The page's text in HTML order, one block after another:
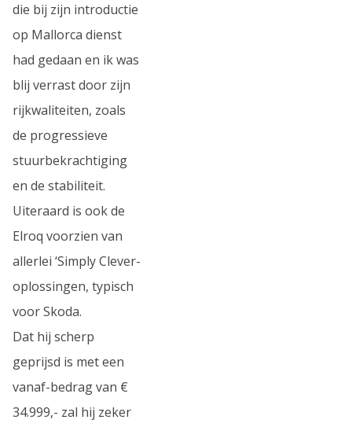
die bij zijn introductie
op Mallorca dienst
had gedaan en ik was
blij verrast door zijn
rijkwaliteiten, zoals
de progressieve
stuurbekrachtiging
en de stabiliteit.
Uiteraard is ook de
Elroq voorzien van
allerlei ‘Simply Clever-
oplossingen, typisch
voor Skoda.
Dat hij scherp
geprijsd is met een
vanaf-bedrag van €
34.999,- zal hij zeker